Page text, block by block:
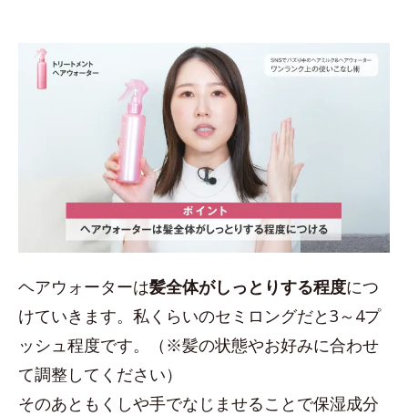
ヘアウォーターは髪全体がしっとりする程度につ
けていきます。私くらいのセミロングだと3～4プ
ッシュ程度です。（※髪の状態やお好みに合わせ
て調整してください）
そのあともくしや手でなじませることで保湿成分